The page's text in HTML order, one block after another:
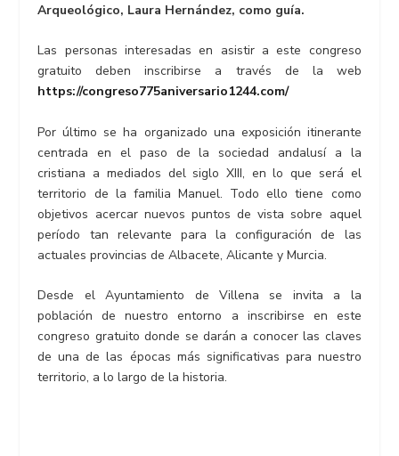
Arqueológico, Laura Hernández, como guía.
Las personas interesadas en asistir a este congreso
gratuito deben inscribirse a través de la web
https://congreso775aniversario1244.com/
Por último se ha organizado una exposición itinerante
centrada en el paso de la sociedad andalusí a la
cristiana a mediados del siglo XIII, en lo que será el
territorio de la familia Manuel. Todo ello tiene como
objetivos acercar nuevos puntos de vista sobre aquel
período tan relevante para la configuración de las
actuales provincias de Albacete, Alicante y Murcia.
Desde el Ayuntamiento de Villena se invita a la
población de nuestro entorno a inscribirse en este
congreso gratuito donde se darán a conocer las claves
de una de las épocas más significativas para nuestro
territorio, a lo largo de la historia.